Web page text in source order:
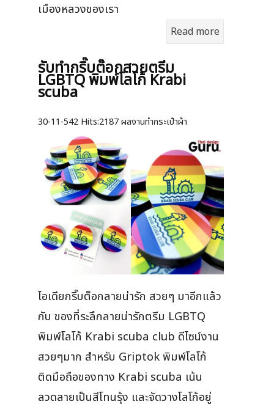
เมืองหลวงของเรา
Read more
รับทำกริ๊บต๊อกสวยตรีม
LGBTQ พิมพ์โลโก้ Krabi
scuba
30-11-542 Hits:2187 ผลงานทำกระเป๋าผ้า
ไอเดียกริ๊บต็อกลายน่ารัก สวยๆ มาอีกแล้ว
กับ ของที่ระลึกลายน่ารักตรีม LGBTQ
พิมพ์โลโก้ Krabi scuba club ดีไซน์งาน
สวยๆมาก สำหรับ Griptok พิมพ์โลโก้
ติดมือถือของทาง Krabi scuba เน้น
ลวดลายเป็นสีโทนรุ้ง และจัดวางโลโก้อยู่